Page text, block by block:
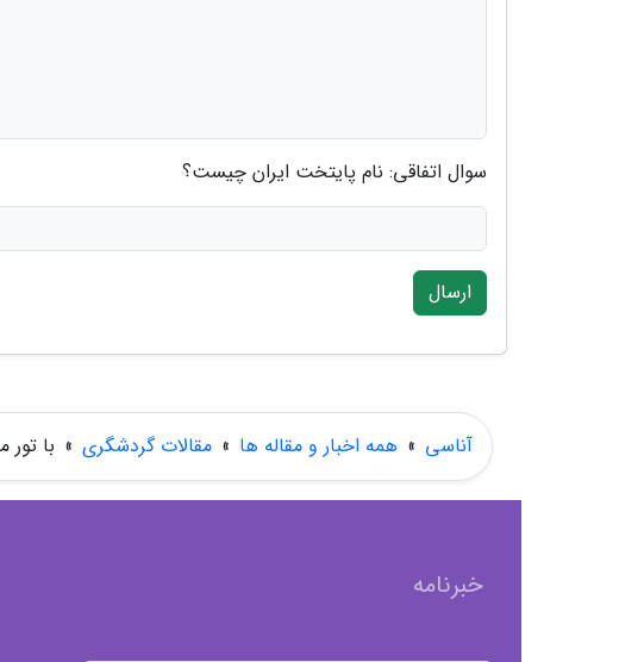
سوال اتفاقی: نام پایتخت ایران چیست؟
ارسال
آناسی » همه اخبار و مقاله ها » مقالات گردشگری » با تور
خبرنامه